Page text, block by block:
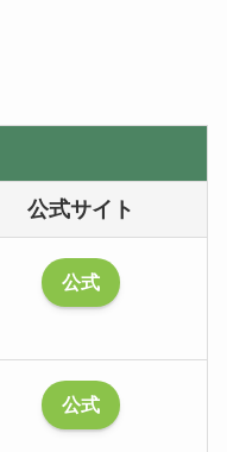
公式サイト
公式
公式